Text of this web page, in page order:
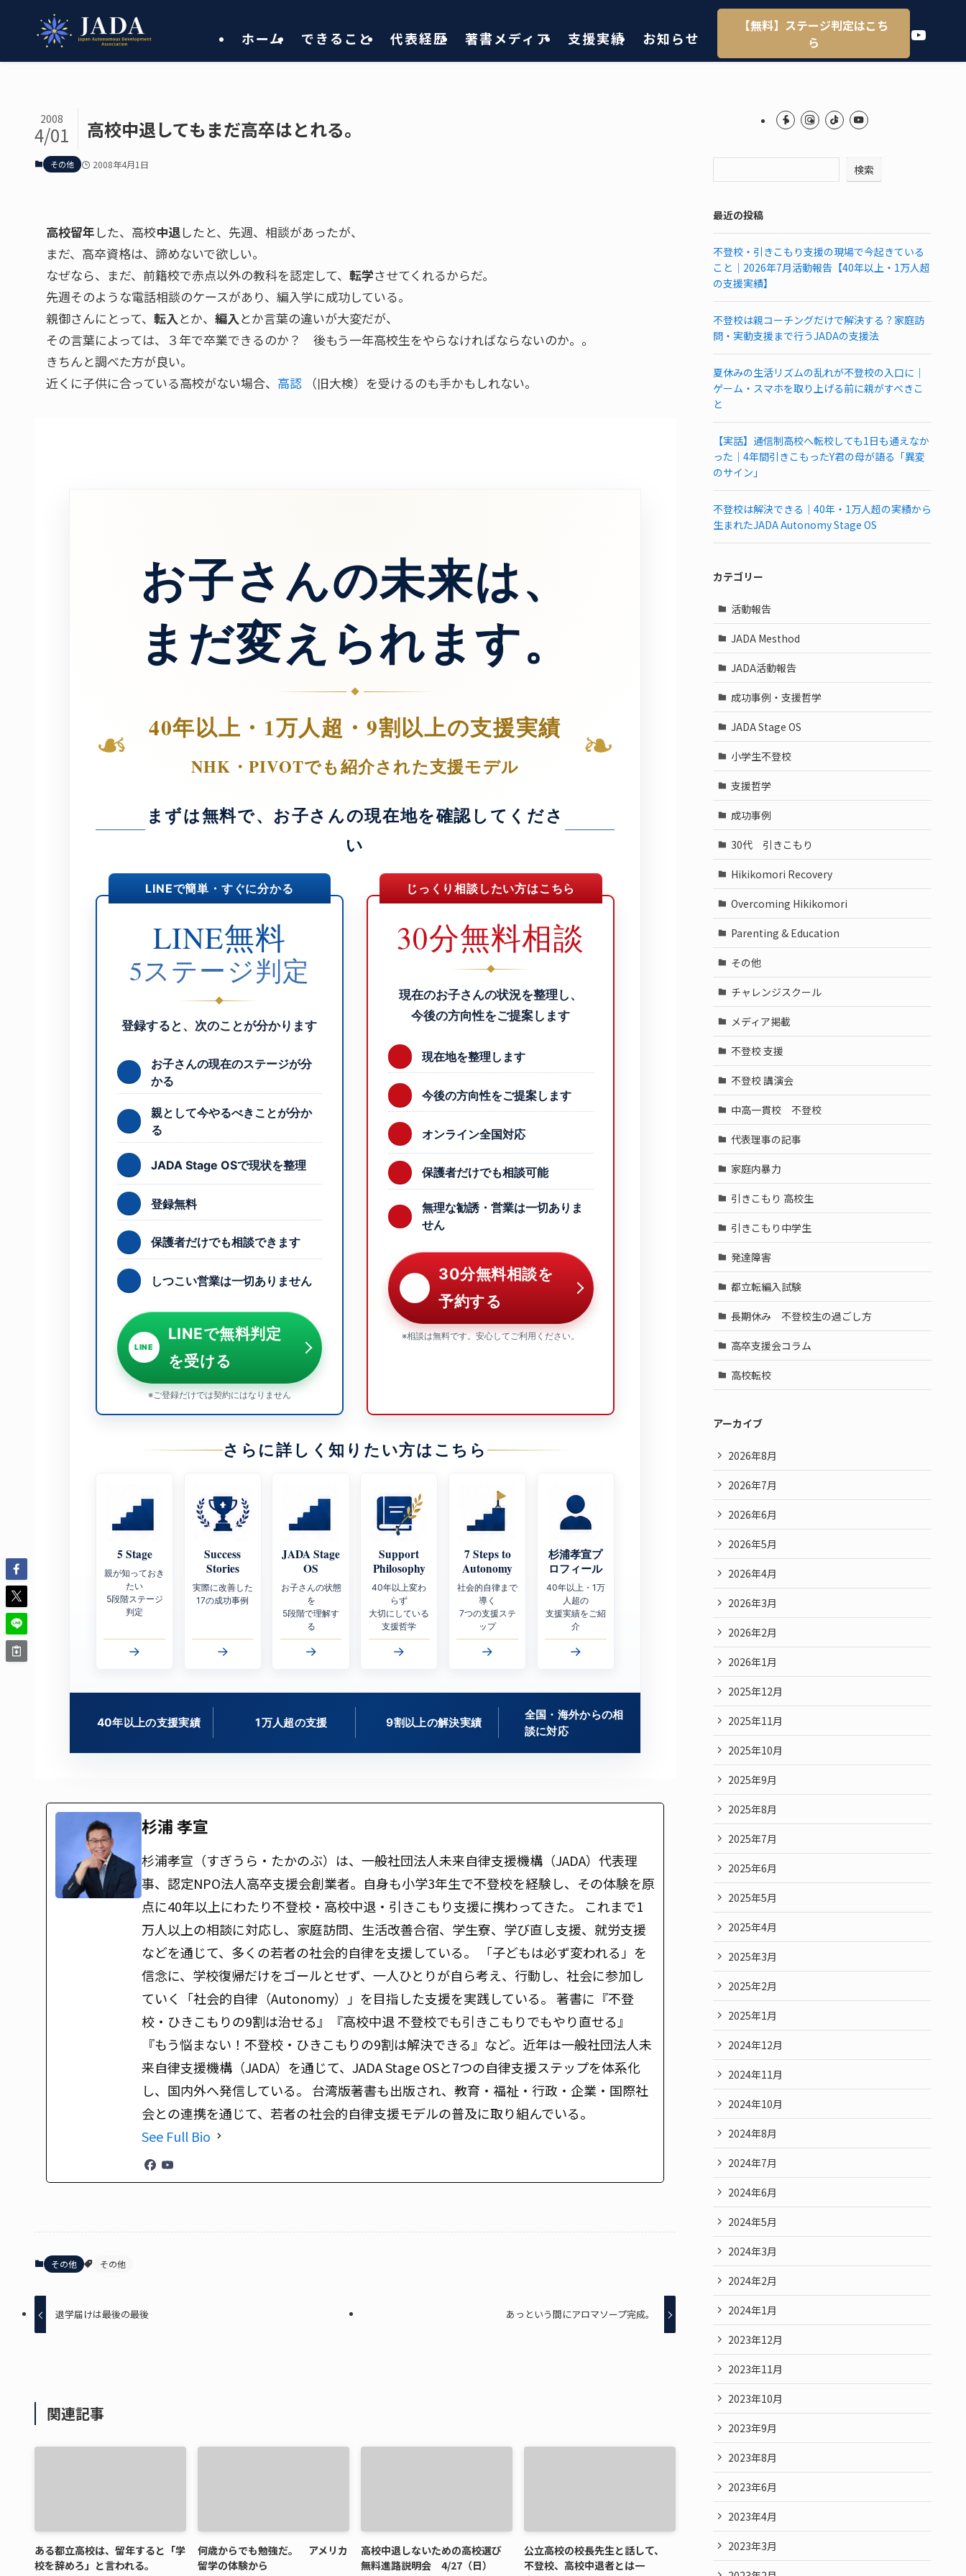
ホーム できること 代表経歴 著書メディア 支援実績 お知らせ
【無料】ステージ判定はこち
ら
YouTube
高校中退してもまだ高卒はとれる。
2008
4/01
その他 2008年4月1日
高校留年 した、高校中退したと、先週、相談があったが、
まだ、高卒資格は、諦めないで欲しい。
なぜなら、まだ、前籍校で赤点以外の教科を認定して、 転学させてくれるからだ。
先週そのような電話相談のケースがあり、編入学に成功している。
親御さんにとって、 転入とか、 編入とか言葉の違いが大変だが、
その言葉によっては、３年で卒業できるのか？ 後もう一年高校生をやらなければならないのか。。
きちんと調べた方が良い。
近くに子供に合っている高校がない場合、 高認 （旧大検）を受けるのも手かもしれない。
お子さんの未来は、
まだ変えられます。
❧ 40年以上・1万人超・9割以上の支援実績
NHK・PIVOTでも紹介された支援モデル ❧
まずは無料で、お子さんの現在地を確認してくださ
い
LINEで簡単・すぐに分かる
LINE無料
5ステージ判定
登録すると、次のことが分かります
お子さんの現在のステージが分
かる
親として今やるべきことが分か
る
JADA Stage OSで現状を整理
登録無料
保護者だけでも相談できます
しつこい営業は一切ありません
LINE
LINEで無料判定
を受ける
※ご登録だけでは契約にはなりません
じっくり相談したい方はこちら
30分無料相談
現在のお子さんの状況を整理し、
今後の方向性をご提案します
現在地を整理します
今後の方向性をご提案します
オンライン全国対応
保護者だけでも相談可能
無理な勧誘・営業は一切ありま
せん
30分無料相談を
予約する
※相談は無料です。安心してご利用ください。
さらに詳しく知りたい方はこちら
5 Stage
親が知っておき
たい
5段階ステージ
判定
→
Success
Stories
実際に改善した
17の成功事例
→
JADA Stage
OS
お子さんの状態
を
5段階で理解す
る
→
Support
Philosophy
40年以上変わ
らず
大切にしている
支援哲学
→
7 Steps to
Autonomy
社会的自律まで
導く
7つの支援ステ
ップ
→
杉浦孝宣プ
ロフィール
40年以上・1万
人超の
支援実績をご紹
介
→
40年以上の支援実績 1万人超の支援 9割以上の解決実績
全国・海外からの相
談に対応
杉浦 孝宣
杉浦孝宣（すぎうら・たかのぶ）は、一般社団法人未来自律支援機構（JADA）代表理
事、認定NPO法人高卒支援会創業者。自身も小学3年生で不登校を経験し、その体験を原
点に40年以上にわたり不登校・高校中退・引きこもり支援に携わってきた。 これまで1
万人以上の相談に対応し、家庭訪問、生活改善合宿、学生寮、学び直し支援、就労支援
などを通じて、多くの若者の社会的自律を支援している。 「子どもは必ず変われる」を
信念に、学校復帰だけをゴールとせず、一人ひとりが自ら考え、行動し、社会に参加し
ていく「社会的自律（Autonomy）」を目指した支援を実践している。 著書に『不登
校・ひきこもりの9割は治せる』『高校中退 不登校でも引きこもりでもやり直せる』
『もう悩まない！不登校・ひきこもりの9割は解決できる』など。近年は一般社団法人未
来自律支援機構（JADA）を通じて、JADA Stage OSと7つの自律支援ステップを体系化
し、国内外へ発信している。 台湾版著書も出版され、教育・福祉・行政・企業・国際社
会との連携を通じて、若者の社会的自律支援モデルの普及に取り組んでいる。
See Full Bio
その他 その他
退学届けは最後の最後 あっという間にアロマソープ完成。
関連記事
ある都立高校は、留年すると「学
校を辞めろ」と言われる。
何歳からでも勉強だ。 アメリカ
留学の体験から
高校中退しないための高校選び
無料進路説明会 4/27（日）
公立高校の校長先生と話して、
不登校、高校中退者とは一
検索
最近の投稿
不登校・引きこもり支援の現場で今起きている
こと｜2026年7月活動報告【40年以上・1万人超
の支援実績】
不登校は親コーチングだけで解決する？家庭訪
問・実動支援まで行うJADAの支援法
夏休みの生活リズムの乱れが不登校の入口に｜
ゲーム・スマホを取り上げる前に親がすべきこ
と
【実話】通信制高校へ転校しても1日も通えなか
った｜4年間引きこもったY君の母が語る「異変
のサイン」
不登校は解決できる｜40年・1万人超の実績から
生まれたJADA Autonomy Stage OS
カテゴリー
活動報告
JADA Mesthod
JADA活動報告
成功事例・支援哲学
JADA Stage OS
小学生不登校
支援哲学
成功事例
30代 引きこもり
Hikikomori Recovery
Overcoming Hikikomori
Parenting & Education
その他
チャレンジスクール
メディア掲載
不登校 支援
不登校 講演会
中高一貫校 不登校
代表理事の記事
家庭内暴力
引きこもり 高校生
引きこもり中学生
発達障害
都立転編入試験
長期休み 不登校生の過ごし方
高卒支援会コラム
高校転校
アーカイブ
2026年8月
2026年7月
2026年6月
2026年5月
2026年4月
2026年3月
2026年2月
2026年1月
2025年12月
2025年11月
2025年10月
2025年9月
2025年8月
2025年7月
2025年6月
2025年5月
2025年4月
2025年3月
2025年2月
2025年1月
2024年12月
2024年11月
2024年10月
2024年8月
2024年7月
2024年6月
2024年5月
2024年3月
2024年2月
2024年1月
2023年12月
2023年11月
2023年10月
2023年9月
2023年8月
2023年6月
2023年4月
2023年3月